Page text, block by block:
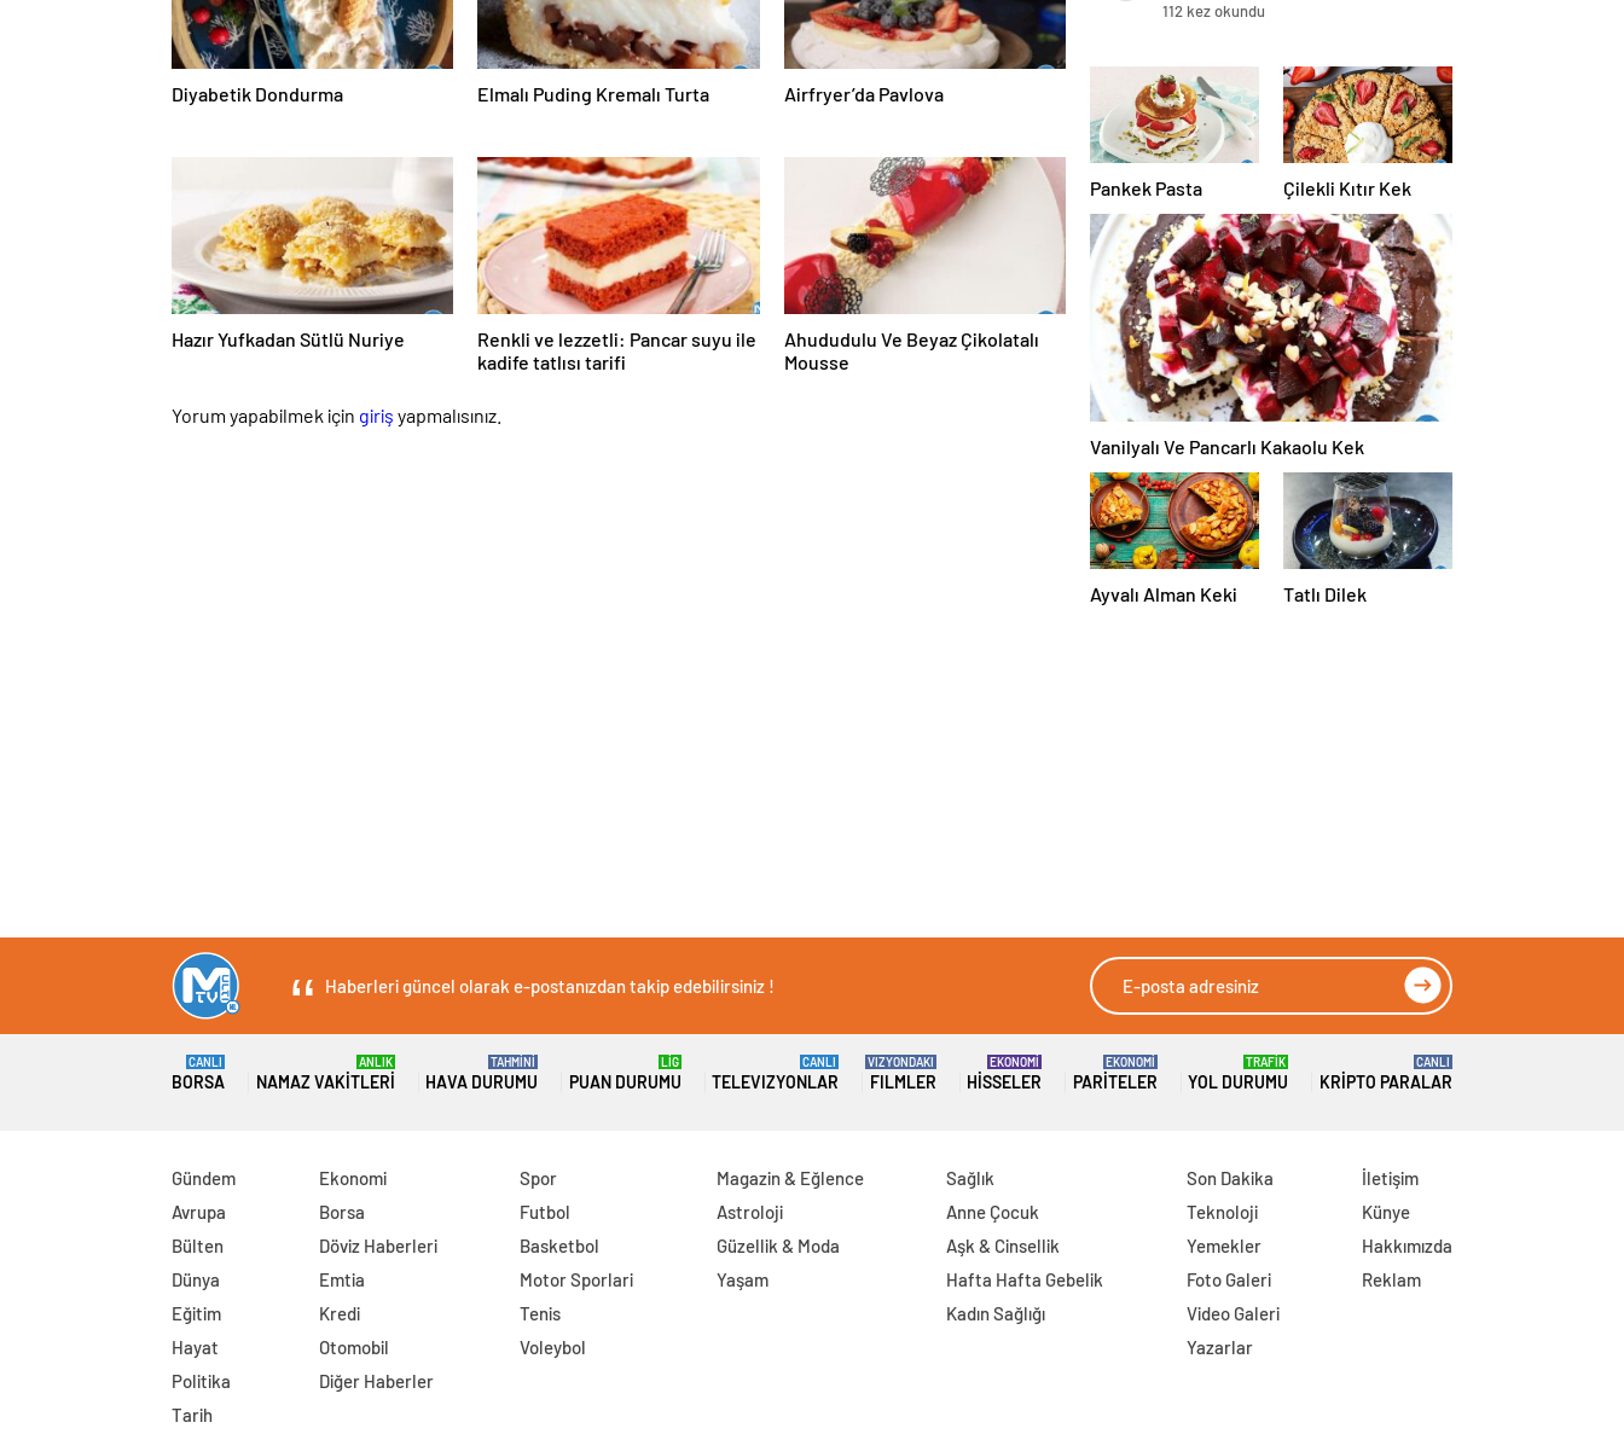
Diyabetik Dondurma Elmalı Puding Kremalı Turta Airfryer’da Pavlova
Hazır Yufkadan Sütlü Nuriye
Renkli ve lezzetli: Pancar suyu ile
kadife tatlısı tarifi
Ahududulu Ve Beyaz Çikolatalı
Mousse
Yorum yapabilmek için giriş yapmalısınız.
112 kez okundu
Pankek Pasta Çilekli Kıtır Kek
Vanilyalı Ve Pancarlı Kakaolu Kek
Ayvalı Alman Keki Tatlı Dilek
Haberleri güncel olarak e-postanızdan takip edebilirsiniz !
BORSA
CANLI
NAMAZ VAKITLERI
ANLIK
HAVA DURUMU
TAHMİNİ
PUAN DURUMU
LİG
TELEVIZYONLAR
CANLI
FILMLER
VIZYONDAKI
HISSELER
EKONOMİ
PARITELER
EKONOMİ
YOL DURUMU
TRAFİK
KRIPTO PARALAR
CANLI
Gündem
Avrupa
Bülten
Dünya
Eğitim
Hayat
Politika
Tarih
Ekonomi
Borsa
Döviz Haberleri
Emtia
Kredi
Otomobil
Diğer Haberler
Spor
Futbol
Basketbol
Motor Sporlari
Tenis
Voleybol
Magazin & Eğlence
Astroloji
Güzellik & Moda
Yaşam
Sağlık
Anne Çocuk
Aşk & Cinsellik
Hafta Hafta Gebelik
Kadın Sağlığı
Son Dakika
Teknoloji
Yemekler
Foto Galeri
Video Galeri
Yazarlar
İletişim
Künye
Hakkımızda
Reklam